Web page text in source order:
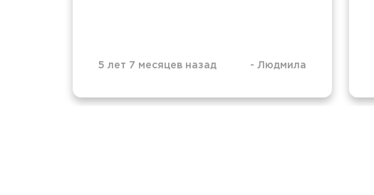
5 лет 7 месяцев назад - Людмила